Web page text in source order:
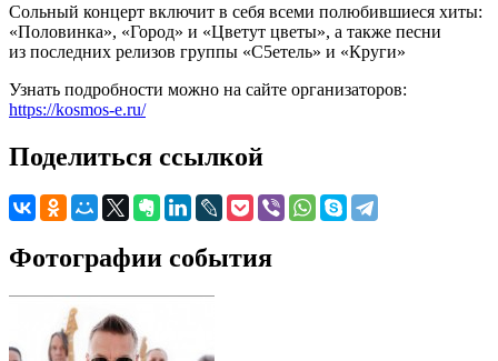
Сольный концерт включит в себя всеми полюбившиеся хиты:
«Половинка», «Город» и «Цветут цветы», а также песни
из последних релизов группы «С5етель» и «Круги»
Узнать подробности можно на сайте организаторов:
https://kosmos-e.ru/
Поделиться ссылкой
Фотографии события